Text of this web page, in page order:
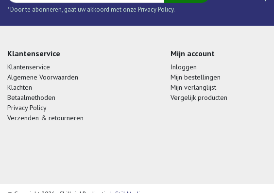
* Door te abonneren, gaat uw akkoord met onze Privacy Policy.
Klantenservice
Klantenservice
Algemene Voorwaarden
Klachten
Betaalmethoden
Privacy Policy
Verzenden & retourneren
Mijn account
Inloggen
Mijn bestellingen
Mijn verlanglijst
Vergelijk producten